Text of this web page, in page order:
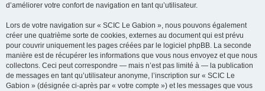
d’améliorer votre confort de navigation en tant qu’utilisateur.
Lors de votre navigation sur « SCIC Le Gabion », nous pouvons également
créer une quatrième sorte de cookies, externes au document qui est prévu
pour couvrir uniquement les pages créées par le logiciel phpBB. La seconde
manière est de récupérer les informations que vous nous envoyez et que nous
collectons. Ceci peut correspondre — mais n’est pas limité à — la publication
de messages en tant qu’utilisateur anonyme, l’inscription sur « SCIC Le
Gabion » (désignée ci-après par « votre compte ») et les messages que vous